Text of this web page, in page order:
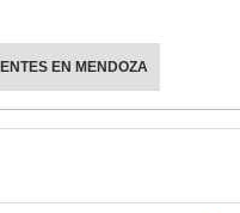
EN MENDOZA